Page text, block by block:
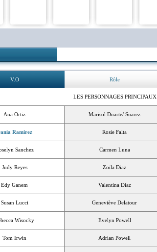
V.O Rôle
LES PERSONNAGES PRINCIPAUX
Ana Ortiz Marisol Duarte/ Suarez
Ramirez Rosie Falta
Sanchez Carmen Luna
Judy Reyes Zoila Diaz
Edy Ganem Valentina Diaz
Susan Lucci Geneviève Delatour
Wisocky Evelyn Powell
Tom Irwin Adrian Powell